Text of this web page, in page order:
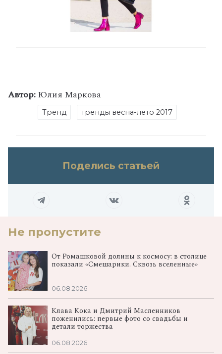
Автор:Юлия Маркова
Тренд тренды весна-лето 2017
Поделись статьей
Не пропустите
От Ромашковой долины к космосу: в столице
показали «Смешарики. Сквозь вселенные»
06.08.2026
Клава Кока и Дмитрий Масленников
поженились: первые фото со свадьбы и
детали торжества
06.08.2026